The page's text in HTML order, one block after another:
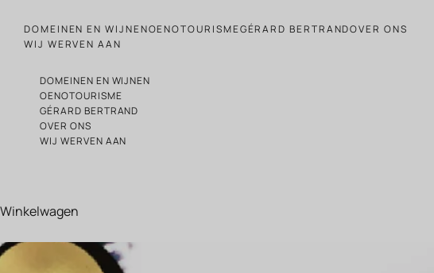
DOMEINEN EN WIJNENOENOTOURISMEGÉRARD BERTRANDOVER ONS
WIJ WERVEN AAN
DOMEINEN EN WIJNEN
OENOTOURISME
GÉRARD BERTRAND
OVER ONS
WIJ WERVEN AAN
Winkelwagen